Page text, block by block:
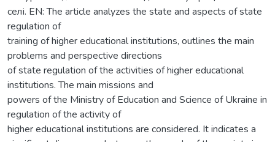
селі. EN: The article analyzes the state and aspects of state
regulation of
training of higher educational institutions, outlines the main
problems and perspective directions
of state regulation of the activities of higher educational
institutions. The main missions and
powers of the Ministry of Education and Science of Ukraine in
regulation of the activity of
higher educational institutions are considered. It indicates a